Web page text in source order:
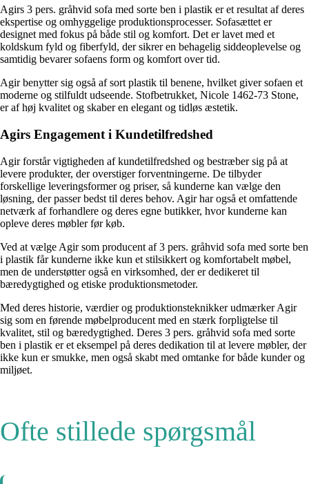
Agirs 3 pers. gråhvid sofa med sorte ben i plastik er et resultat af deres
ekspertise og omhyggelige produktionsprocesser. Sofasættet er
designet med fokus på både stil og komfort. Det er lavet med et
koldskum fyld og fiberfyld, der sikrer en behagelig siddeoplevelse og
samtidig bevarer sofaens form og komfort over tid.
Agir benytter sig også af sort plastik til benene, hvilket giver sofaen et
moderne og stilfuldt udseende. Stofbetrukket, Nicole 1462-73 Stone,
er af høj kvalitet og skaber en elegant og tidløs æstetik.
Agirs Engagement i Kundetilfredshed
Agir forstår vigtigheden af kundetilfredshed og bestræber sig på at
levere produkter, der overstiger forventningerne. De tilbyder
forskellige leveringsformer og priser, så kunderne kan vælge den
løsning, der passer bedst til deres behov. Agir har også et omfattende
netværk af forhandlere og deres egne butikker, hvor kunderne kan
opleve deres møbler før køb.
Ved at vælge Agir som producent af 3 pers. gråhvid sofa med sorte ben
i plastik får kunderne ikke kun et stilsikkert og komfortabelt møbel,
men de understøtter også en virksomhed, der er dedikeret til
bæredygtighed og etiske produktionsmetoder.
Med deres historie, værdier og produktionsteknikker udmærker Agir
sig som en førende møbelproducent med en stærk forpligtelse til
kvalitet, stil og bæredygtighed. Deres 3 pers. gråhvid sofa med sorte
ben i plastik er et eksempel på deres dedikation til at levere møbler, der
ikke kun er smukke, men også skabt med omtanke for både kunder og
miljøet.
Ofte stillede spørgsmål